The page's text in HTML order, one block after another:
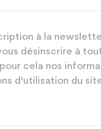
à la
désinscrire à
cela nos
d'utilisation du